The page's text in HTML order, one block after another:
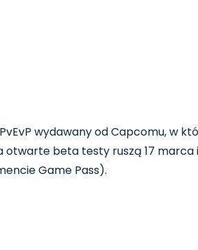
wydawany od Capcomu, w
beta testy ruszą 17 marca
Game Pass).